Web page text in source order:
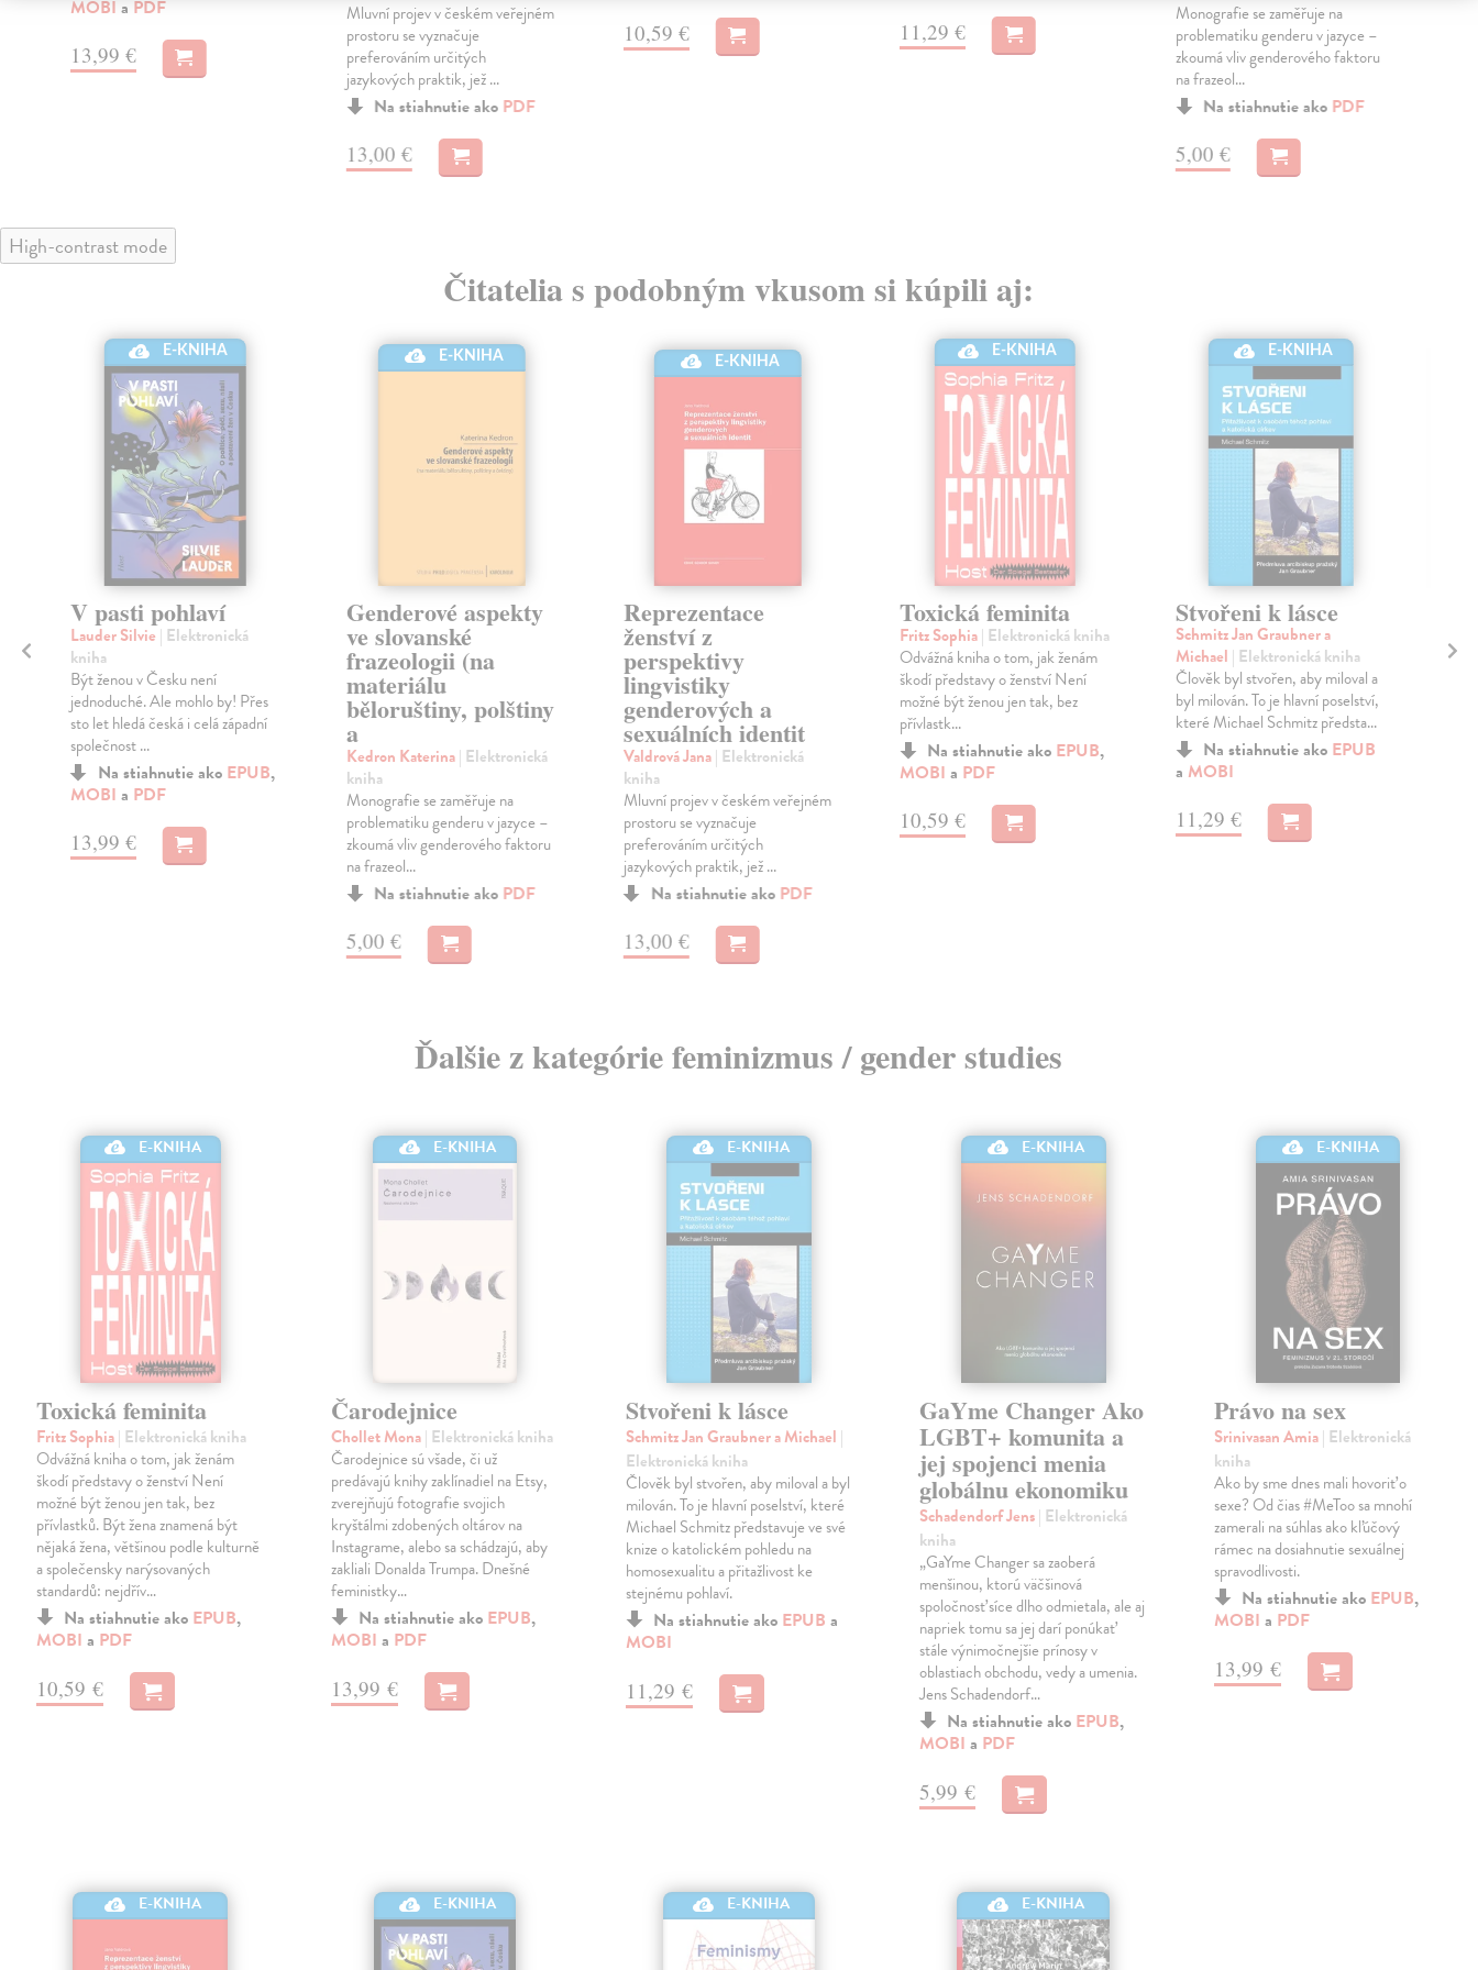
MOBI a PDF
13,99 €
Mluvní projev v českém veřejném
prostoru se vyznačuje
preferováním určitých
jazykových praktik, jež ...
Na stiahnutie ako PDF
13,00 €
10,59 € 11,29 €
Monografie se zaměřuje na
problematiku genderu v jazyce –
zkoumá vliv genderového faktoru
na frazeol...
Na stiahnutie ako PDF
5,00 €
High-contrast mode
Čitatelia s podobným vkusom si kúpili aj:
E-KNIHA
V pasti pohlaví
Lauder Silvie | Elektronická
kniha
Být ženou v Česku není
jednoduché. Ale mohlo by! Přes
sto let hledá česká i celá západní
společnost ...
Na stiahnutie ako EPUB,
MOBI a PDF
13,99 €
E-KNIHA
Genderové aspekty
ve slovanské
frazeologii (na
materiálu
běloruštiny, polštiny
a
Kedron Katerina| Elektronická
kniha
Monografie se zaměřuje na
problematiku genderu v jazyce –
zkoumá vliv genderového faktoru
na frazeol...
Na stiahnutie ako PDF
5,00 €
E-KNIHA
Reprezentace
ženství z
perspektivy
lingvistiky
genderových a
sexuálních identit
Valdrová Jana| Elektronická
kniha
Mluvní projev v českém veřejném
prostoru se vyznačuje
preferováním určitých
jazykových praktik, jež ...
Na stiahnutie ako PDF
13,00 €
E-KNIHA
Toxická feminita
Fritz Sophia| Elektronická kniha
Odvážná kniha o tom, jak ženám
škodí představy o ženství Není
možné být ženou jen tak, bez
přívlastk...
Na stiahnutie ako EPUB,
MOBI a PDF
10,59 €
E-KNIHA
Stvořeni k lásce
Schmitz Jan Graubner a
Michael | Elektronická kniha
Člověk byl stvořen, aby miloval a
byl milován. To je hlavní poselství,
které Michael Schmitz předsta...
Na stiahnutie ako EPUB
a MOBI
11,29 €
Ďalšie z kategórie feminizmus / gender studies
E-KNIHA
Toxická feminita
Fritz Sophia| Elektronická kniha
Odvážná kniha o tom, jak ženám
škodí představy o ženství Není
možné být ženou jen tak, bez
přívlastků. Být žena znamená být
nějaká žena, většinou podle kulturně
a společensky narýsovaných
standardů: nejdřív…
Na stiahnutie ako EPUB,
MOBI a PDF
10,59 €
E-KNIHA
Čarodejnice
Chollet Mona| Elektronická kniha
Čarodejnice sú všade, či už
predávajú knihy zaklínadiel na Etsy,
zverejňujú fotografie svojich
kryštálmi zdobených oltárov na
Instagrame, alebo sa schádzajú, aby
zakliali Donalda Trumpa. Dnešné
feministky…
Na stiahnutie ako EPUB,
MOBI a PDF
13,99 €
E-KNIHA
Stvořeni k lásce
Schmitz Jan Graubner a Michael |
Elektronická kniha
Člověk byl stvořen, aby miloval a byl
milován. To je hlavní poselství, které
Michael Schmitz představuje ve své
knize o katolickém pohledu na
homosexualitu a přitažlivost ke
stejnému pohlaví.
Na stiahnutie ako EPUB a
MOBI
11,29 €
E-KNIHA
GaYme Changer Ako
LGBT+ komunita a
jej spojenci menia
globálnu ekonomiku
Schadendorf Jens| Elektronická
kniha
„GaYme Changer sa zaoberá
menšinou, ktorú väčšinová
spoločnosť síce dlho odmietala, ale aj
napriek tomu sa jej darí ponúkať
stále výnimočnejšie prínosy v
oblastiach obchodu, vedy a umenia.
Jens Schadendorf…
Na stiahnutie ako EPUB,
MOBI a PDF
5,99 €
E-KNIHA
Právo na sex
Srinivasan Amia| Elektronická
kniha
Ako by sme dnes mali hovoriť o
sexe? Od čias #MeToo sa mnohí
zamerali na súhlas ako kľúčový
rámec na dosiahnutie sexuálnej
spravodlivosti.
Na stiahnutie ako EPUB,
MOBI a PDF
13,99 €
E-KNIHA E-KNIHA E-KNIHA E-KNIHA